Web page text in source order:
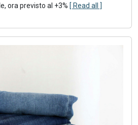
ora previsto al +3% [ Read all ]